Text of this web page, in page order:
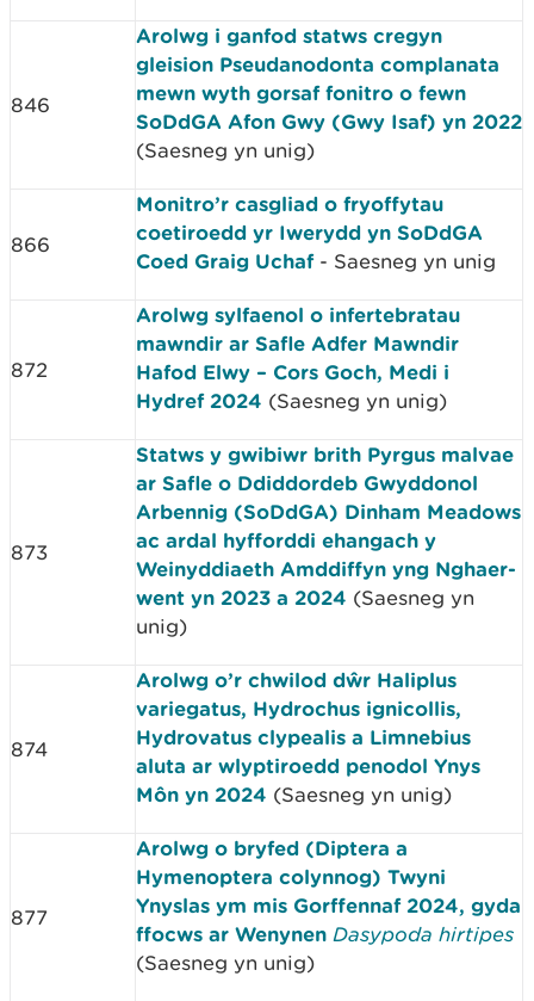
846
Arolwg i ganfod statws cregyn
gleision Pseudanodonta complanata
mewn wyth gorsaf fonitro o fewn
SoDdGA Afon Gwy (Gwy Isaf) yn 2022
(Saesneg yn unig)
866
Monitro’r casgliad o fryoffytau
coetiroedd yr Iwerydd yn SoDdGA
Coed Graig Uchaf- Saesneg yn unig
872
Arolwg sylfaenol o infertebratau
mawndir ar Safle Adfer Mawndir
Hafod Elwy – Cors Goch, Medi i
Hydref 2024 (Saesneg yn unig)
873
Statws y gwibiwr brith Pyrgus malvae
ar Safle o Ddiddordeb Gwyddonol
Arbennig (SoDdGA) Dinham Meadows
ac ardal hyfforddi ehangach y
Weinyddiaeth Amddiffyn yng Nghaer-
went yn 2023 a 2024 (Saesneg yn
unig)
874
Arolwg o’r chwilod dŵr Haliplus
variegatus, Hydrochus ignicollis,
Hydrovatus clypealis a Limnebius
aluta ar wlyptiroedd penodol Ynys
Môn yn 2024 (Saesneg yn unig)
877
Arolwg o bryfed (Diptera a
Hymenoptera colynnog) Twyni
Ynyslas ym mis Gorffennaf 2024, gyda
ffocws ar Wenynen Dasypoda hirtipes
(Saesneg yn unig)